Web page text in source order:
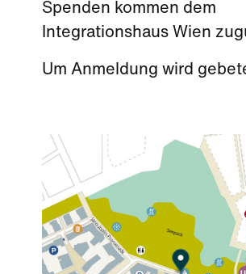
Spenden kommen dem
Integrationshaus Wien
Um Anmeldung wird